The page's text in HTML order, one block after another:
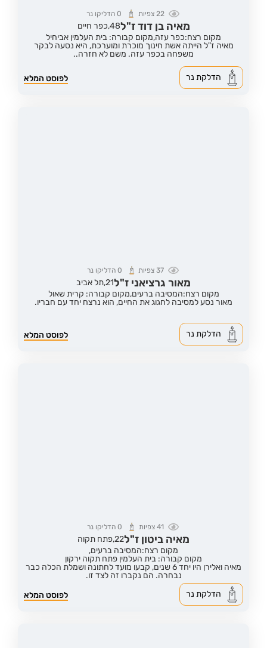
22 צפיות 0הדליקו נר
מאיה בן דוד ז"ל48, כפר חיים
מקום רצח:כפר עזה,מקום קבורה: בית העלמין אביחיל
מאיה ז"ל הייתה אשת חינוך מוכרת ומוערכת, היא נסעה לבקר
משפחה בכפר עזה. משם לא חזרה..
לפוסט המלא הדלקת נר
37צפיות 0 הדליקו נר
מאור גרציאני ז"ל21,תל אביב
מקום רצח:המסיבה ברעים,מקום קבורה: קרית שאול
מאור נסע למסיבה לחגוג את החיים, הוא נרצח יחד עם חבריו.
לפוסט המלא הדלקת נר
41 צפיות 0הדליקו נר
מאיה ביטון ז"ל22,פתח תקוה
מקום רצח:המסיבה ברעים,
מקום קבורה: בית העלמין פתח תקוה ירקון
מאיה ואלירן היו יחד 6 שנים, קבעו מועד לחתונה ושמלת הכלה כבר
נבחרה. הם נקברו זה לצד זו.
לפוסט המלא
הדלקת נר